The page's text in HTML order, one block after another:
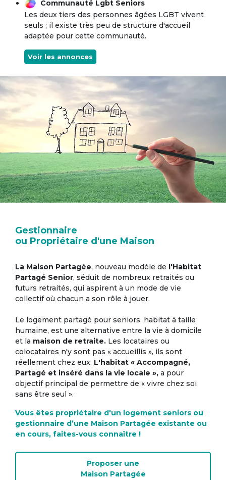
Communauté Lgbt Seniors
Les deux tiers des personnes âgées LGBT vivent
seuls ; il existe très peu de structure d'accueil
adaptée pour cette communauté.
Voir les annonces
Gestionnaire
ou Propriétaire d'une Maison
La Maison Partagée, nouveau modèle de l'Habitat
Partagé Senior, séduit de nombreux retraités ou
futurs retraités, qui aspirent à un mode de vie
collectif où chacun a son rôle à jouer.
Le logement partagé pour seniors, habitat à taille
humaine, est une alternative entre la vie à domicile
et la maison de retraite. Les locataires ou
colocataires n'y sont pas « accueillis », ils sont
réellement chez eux. L'habitat « Accompagné,
Partagé et inséré dans la vie locale », a pour
objectif principal de permettre de « vivre chez soi
sans être seul ».
Vous êtes propriétaire d'un logement seniors ou
gestionnaire d’une Maison Partagée existante ou
en cours, faites-vous connaître !
Proposer une
Maison Partagée